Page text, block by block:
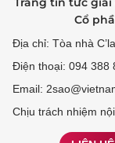
Cổ
Địa chỉ: Tòa nhà
Điện thoại: 094 388
Email:
Chịu trách nhiệm